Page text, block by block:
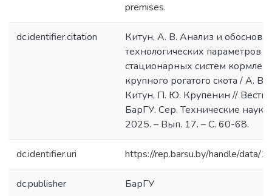
premises.
dc.identifier.citation
Китун, А. В. Анализ и
технологических параметров
стационарных систем
крупного рогатого скота / А. В.
Китун, П. Ю. Крупенин //
БарГУ. Сер. Технические
2025. – Вып. 17. – С. 60-68.
dc.identifier.uri https://rep.barsu.by/handle/data/
dc.publisher БарГУ